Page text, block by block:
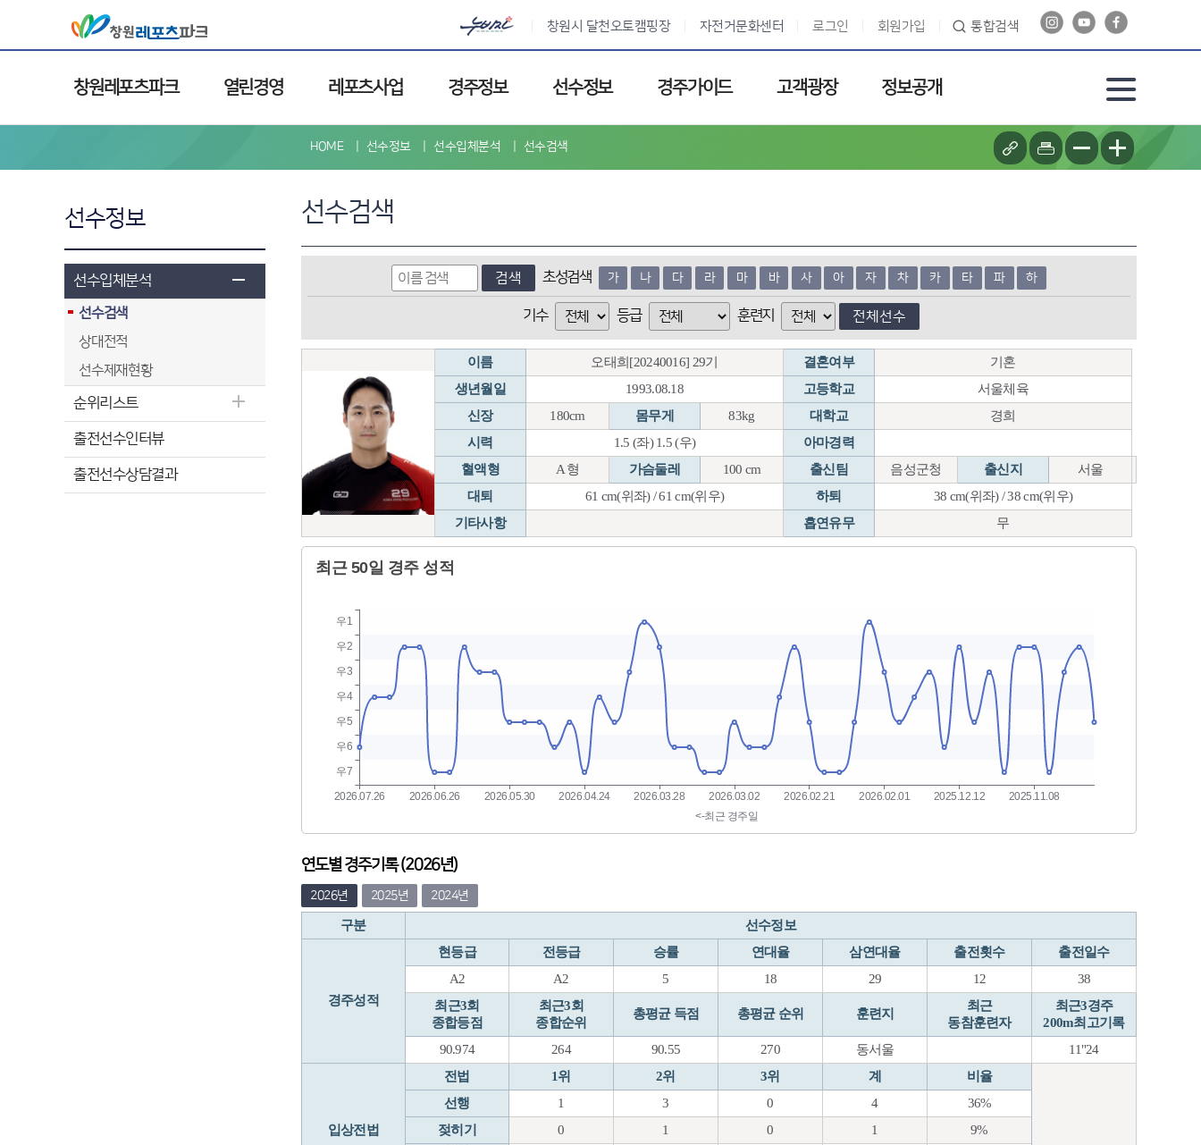
창원시 달천오토캠핑장 자전거문화센터 로그인 회원가입 통합검색
창원레포츠파크 열린경영 레포츠사업 경주정보 선수정보 경주가이드 고객광장 정보공개
선수정보
선수입체분석
선수검색
상대전적
선수제재현황
순위리스트
출전선수인터뷰
출전선수상담결과
HOME 선수정보 선수입체분석 선수검색
선수검색
검색 초성검색 가 나 다 라 마 바 사 아 자 차 카 타 파 하
기수 등급 훈련지 전체선수
이름 오태희[20240016] 29기 결혼여부
기혼
생년월일
1993.08.18 고등학교
서울체육
신장
180cm 몸무게 83kg 대학교
경희
시력
1.5 (좌) 1.5 (우)
아마경력
혈액형
A 형 가슴둘레 100 cm 출신팀 음성군청 출신지
서울
대퇴
61 cm(위좌) / 61 cm(위우) 하퇴
38 cm(위좌) / 38 cm(위우)
기타사항
흡연유무 무
연도별 경주기록 (2026년)
2026년 2025년 2024년
구분 선수정보
경주성적
현등급 전등급 승률 연대율 삼연대율 출전횟수
출전일수
A2
A2 5 18 29 12
38
최근3회
종합등점
최근3회
종합순위
총평균 득점 총평균 순위 훈련지
최근
동참훈련자
최근3경주
200m최고기록
90.974
264 90.55 270 동서울 11"24
입상전법
전법 1위 2위 3위 계
비율
선행
1 3 0 4
36%
젖히기
0 1 0 1
9%